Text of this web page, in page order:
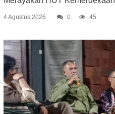
4 Agustus 2026 0 45